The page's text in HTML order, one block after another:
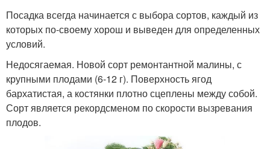
Посадка всегда начинается с выбора сортов, каждый из
которых по-своему хорош и выведен для определенных
условий.
Недосягаемая. Новой сорт ремонтантной малины, с
крупными плодами (6-12 г). Поверхность ягод
бархатистая, а костянки плотно сцеплены между собой.
Сорт является рекордсменом по скорости вызревания
плодов.